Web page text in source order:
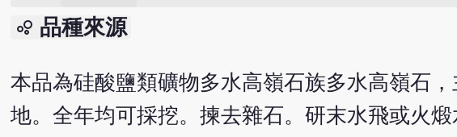
bubble_chart 品種來源
本品為硅酸鹽類礦物多水高嶺石族多水高嶺石
地。全年均可採挖。揀去雜石。研末水飛或火煅